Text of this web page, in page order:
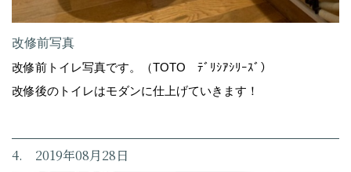
改修前写真
改修前トイレ写真です。（TOTO ﾃﾞﾘｼｱｼﾘｰｽﾞ）
改修後のトイレはモダンに仕上げていきます！
4. 2019年08月28日